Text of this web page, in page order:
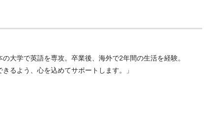
大学で英語を専攻。卒業後、海外で2年間の生活を経験。
るよう、心を込めてサポートします。」